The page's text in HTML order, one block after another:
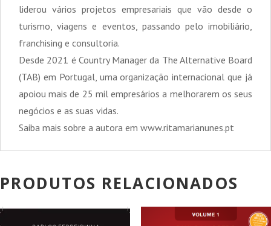
liderou vários projetos empresariais que vão desde o
turismo, viagens e eventos, passando pelo imobiliário,
franchising e consultoria.
Desde 2021 é Country Manager da The Alternative Board
(TAB) em Portugal, uma organização internacional que já
apoiou mais de 25 mil empresários a melhorarem os seus
negócios e as suas vidas.
Saiba mais sobre a autora em www.ritamarianunes.pt
PRODUTOS RELACIONADOS